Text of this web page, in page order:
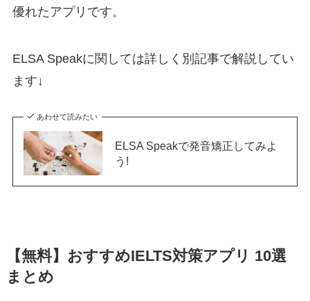
優れたアプリです。
ELSA Speakに関しては詳しく別記事で解説してい
ます↓
あわせて読みたい
ELSA Speakで発音矯正してみよ
う!
【無料】おすすめIELTS対策アプリ 10選
まとめ